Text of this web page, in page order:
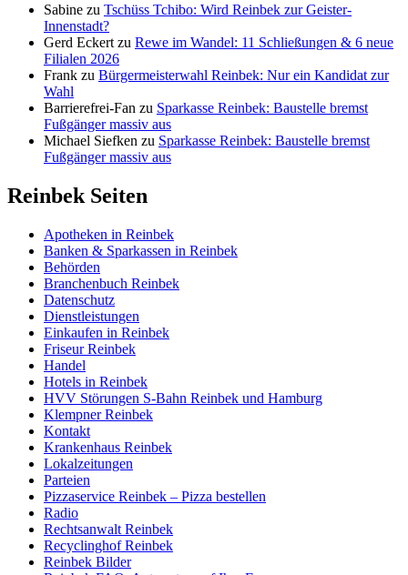
Sabine zu Tschüss Tchibo: Wird Reinbek zur Geister-
Innenstadt?
Gerd Eckert zu Rewe im Wandel: 11 Schließungen & 6 neue
Filialen 2026
Frank zu Bürgermeisterwahl Reinbek: Nur ein Kandidat zur
Wahl
Barrierefrei-Fan zu Sparkasse Reinbek: Baustelle bremst
Fußgänger massiv aus
Michael Siefken zu Sparkasse Reinbek: Baustelle bremst
Fußgänger massiv aus
Reinbek Seiten
Apotheken in Reinbek
Banken & Sparkassen in Reinbek
Behörden
Branchenbuch Reinbek
Datenschutz
Dienstleistungen
Einkaufen in Reinbek
Friseur Reinbek
Handel
Hotels in Reinbek
HVV Störungen S-Bahn Reinbek und Hamburg
Klempner Reinbek
Kontakt
Krankenhaus Reinbek
Lokalzeitungen
Parteien
Pizzaservice Reinbek – Pizza bestellen
Radio
Rechtsanwalt Reinbek
Recyclinghof Reinbek
Reinbek Bilder